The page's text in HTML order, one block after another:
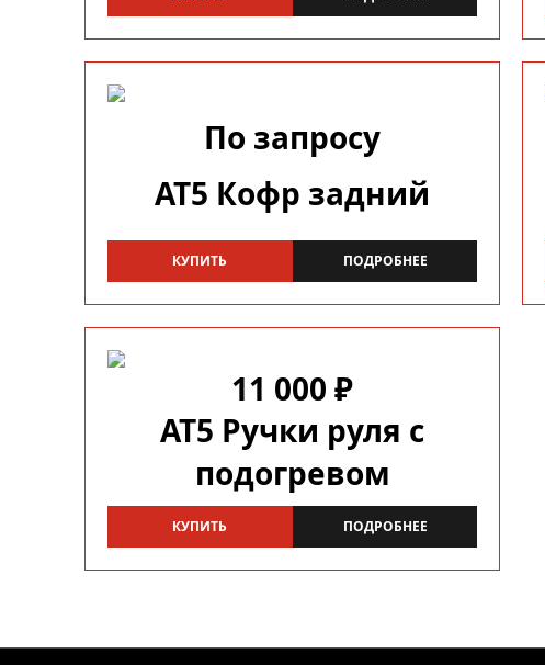
По запросу
AT5 Кофр задний
КУПИТЬ ПОДРОБНЕЕ
11 000 ₽
AT5 Ручки руля с
подогревом
КУПИТЬ ПОДРОБНЕЕ